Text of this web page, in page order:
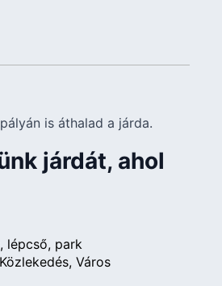
járdát, ahol
lépcső park
Közlekedés Város